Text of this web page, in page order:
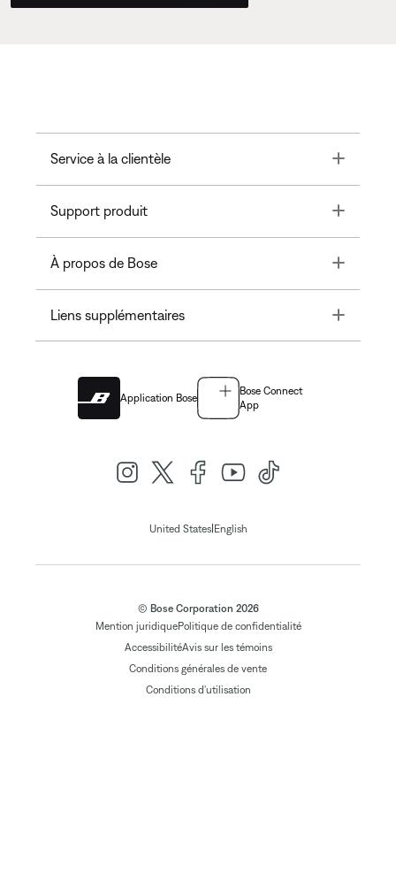
Service à la clientèle Toggle
Support produit Toggle
À propos de Bose Toggle
Liens supplémentaires Toggle
Application Bose
Bose Connect
App
United States| English
© Bose Corporation 2026
Mention juridiquePolitique de confidentialité
AccessibilitéAvis sur les témoins
Conditions générales de vente
Conditions d'utilisation